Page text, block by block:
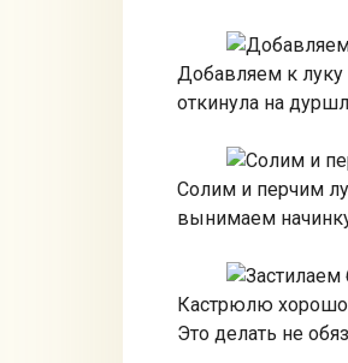
Добавляем к луку
откинула на
Солим и перчим
вынимаем
Кастрюлю
Это делать не